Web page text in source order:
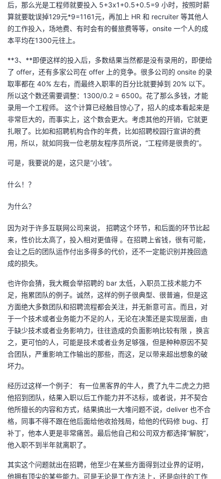
程
认
证
的
实
我
的
藏
支
持
声
建
议
后，那么光是工程师就要投入 5+3x1+0.5+0.5=9 小时，按照时薪
算就要耽误掉129元*9=1161元，再加上 HR 和 recruiter 等其他人
的工作投入，场地费、有时会有的餐旅费等等，onsite 一个人的成
本平均在1300元往上。
**3、**即便这样的投入后，多数结果当然都是没有录用的，即便给
了 offer，还有多家公司在 offer 上的竞争。很多公司的 onsite 的录
取率都在 40% 左右，而最终入职率的百分比就要掉到 20% 以下。
所以这个数还需要调整：1300/0.2 = 6500。花了那么多钱，才能
录用一个工程师。 这个计算已经触目惊心了，招人的成本看起来是
非常巨大的，而事实上，这个数会更大。考虑其他的开销，它就更
扎眼了。比如和招聘机构合作的年费，比如招聘校园行宣讲的费
用，所以，就如同我一位老朋友程序员所说，“工程师是很贵的”。
可是，我要说的是，这只是“小钱”。
什么！？
为什么？
因为对于许多互联网公司来说， 招聘这个环节，和后面的环节比起
来，性价比太高了，投入相对更值得 。在招聘上省钱，很有可能，
会让之后的团队运作付出多得多的代价，还不一定能识别并挽回造
成的损失。
也许你会猜，我大概会举招聘的 bar 太低，入职员工技术能力不
足，拖累团队的例子。诚然，这样的例子很典型、很普遍，但是这
方面绝大多数团队和招聘流程都会关注，并无新意可言。而且，对
于一个技术或者业务能力不足的人，无论在决策还是实现层面，由
于缺少技术或者业务影响力，往往造成的负面影响比较有限 ，换言
之，更可怕的人，可能是技术或者业务足够强，但是种种原因不契
合团队，严重影响工作输出的那些，而这，足以带来超出想象的破
坏力。
经历过这样一个例子： 有一位黑客界的牛人，费了九牛二虎之力把
他招到团队，结果入职以后工作能力并不达标，或者说，并不契合
他所擅长的内容和方式，结果搞出一大堆问题不说，deliver 也不合
格，同事不得不跟在他后面给他收拾残局，给他的代码修 bug、打
补丁，他本人更是非常痛苦。最后他自己和公司双方都选择“解脱”，
他入职不到半年就离职了。
其实这个问题就出在招聘，他至少在某些方面得到过业界的证明，
他拥有顶尖的某些能力。可是无论是工作方法上，还是向往的工作